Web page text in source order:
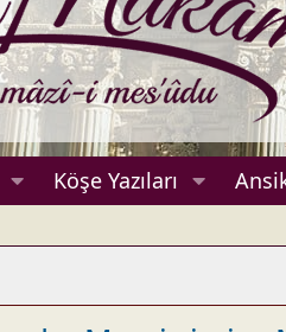
Köşe Yazıları